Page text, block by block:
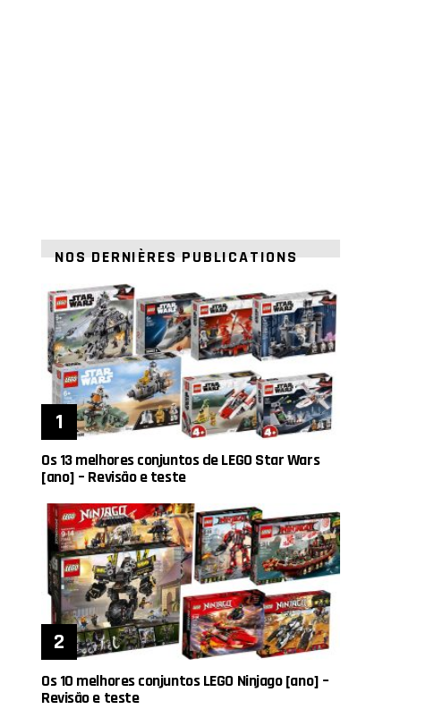
NOS DERNIÈRES PUBLICATIONS
Os 13 melhores conjuntos de LEGO Star Wars
[ano] – Revisão e teste
Os 10 melhores conjuntos LEGO Ninjago [ano] –
Revisão e teste